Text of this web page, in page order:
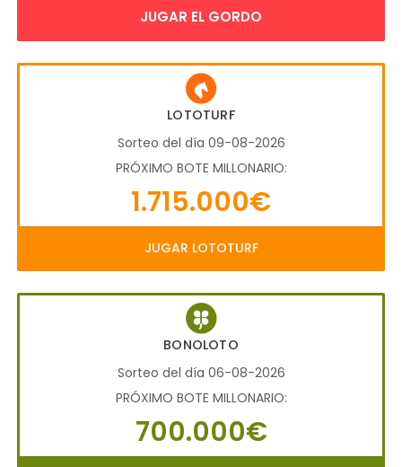
JUGAR EL GORDO
LOTOTURF
Sorteo del día 09-08-2026
PRÓXIMO BOTE MILLONARIO:
1.715.000€
JUGAR LOTOTURF
BONOLOTO
Sorteo del día 06-08-2026
PRÓXIMO BOTE MILLONARIO:
700.000€